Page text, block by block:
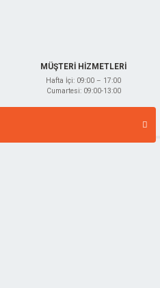
MÜŞTERİ HİZMETLERİ
Hafta İçi: 09:00 – 17:00
Cumartesi: 09:00-13:00